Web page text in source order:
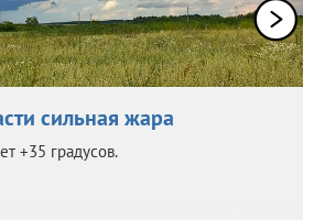
сильная жара
+35 градусов.